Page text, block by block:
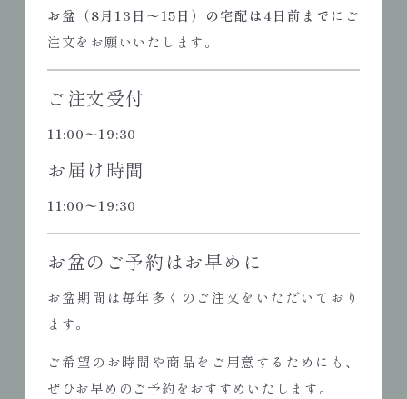
お盆（8月13日〜15日）の宅配は4日前まで にご
注文をお願いいたします。
ご注文受付
11:00〜19:30
お届け時間
11:00〜19:30
お盆のご予約はお早めに
お盆期間は毎年多くのご注文をいただいており
ます。
ご希望のお時間や商品をご用意するためにも、
ぜひお早めのご予約をおすすめいたします。